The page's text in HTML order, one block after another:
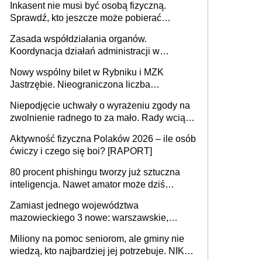
samodzielnie lub z rodziną
Inkasent nie musi być osobą fizyczną.
Sprawdź, kto jeszcze może pobierać
Zasada współdziałania organów.
Koordynacja działań administracji w
Nowy wspólny bilet w Rybniku i MZK
Jastrzębie. Nieograniczona liczba
Niepodjęcie uchwały o wyrażeniu zgody na
zwolnienie radnego to za mało. Rady wciąż
rozstrzygać sprawy
Aktywność fizyczna Polaków 2026 – ile osób
ćwiczy i czego się boi? [RAPORT]
80 procent phishingu tworzy już sztuczna
inteligencja. Nawet amator może dziś
Zamiast jednego województwa
mazowieckiego 3 nowe: warszawskie,
Europie nie ma tak dużych jednostek
stołecznych
Miliony na pomoc seniorom, ale gminy nie
wiedzą, kto najbardziej jej potrzebuje. NIK